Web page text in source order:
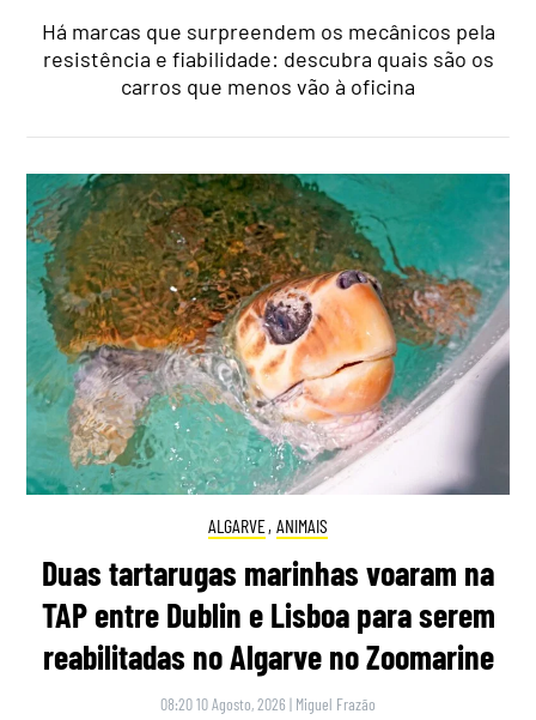
Há marcas que surpreendem os mecânicos pela
resistência e fiabilidade: descubra quais são os
carros que menos vão à oficina
ALGARVE, ANIMAIS
Duas tartarugas marinhas voaram na
TAP entre Dublin e Lisboa para serem
reabilitadas no Algarve no Zoomarine
08:20 10 Agosto, 2026 | Miguel Frazão